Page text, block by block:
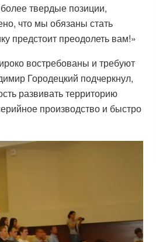
твердые позиции,
что мы обязаны стать
предстоит преодолеть вам!»
востребованы и требуют
Городецкий подчеркнул,
развивать территорию
производство и быстро